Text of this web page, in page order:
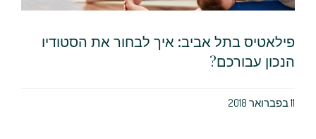
פילאטיס בתל אביב: איך לבחור את הסטודיו
הנכון עבורכם?